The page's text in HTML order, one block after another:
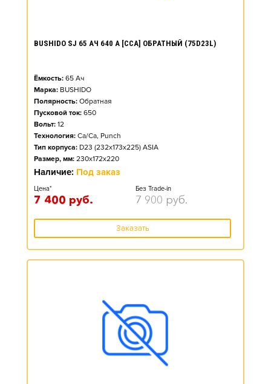
BUSHIDO SJ 65 АЧ 640 А [CCA] ОБРАТНЫЙ (75D23L)
Ёмкость: 65 Ач
Марка: BUSHIDO
Полярность: Обратная
Пусковой ток: 650
Вольт: 12
Технология: Ca/Ca, Punch
Тип корпуса: D23 (232x173x225) ASIA
Размер, мм: 230x172x220
Наличие: Под заказ
Цена*
7 400 руб.
Без Trade-in
7 900 руб.
Заказать